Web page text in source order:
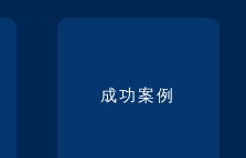
成功案例